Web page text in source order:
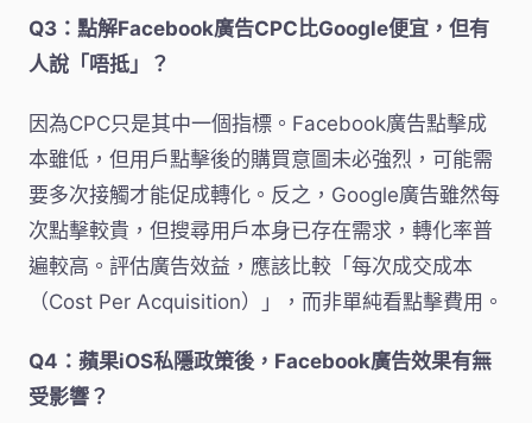
Q3：點解Facebook廣告CPC比Google便宜，但有
人說「唔抵」？
因為CPC只是其中一個指標。Facebook廣告點擊成
本雖低，但用戶點擊後的購買意圖未必強烈，可能需
要多次接觸才能促成轉化。反之，Google廣告雖然每
次點擊較貴，但搜尋用戶本身已存在需求，轉化率普
遍較高。評估廣告效益，應該比較「每次成交成本
（Cost Per Acquisition）」，而非單純看點擊費用。
Q4：蘋果iOS私隱政策後，Facebook廣告效果有無
受影響？